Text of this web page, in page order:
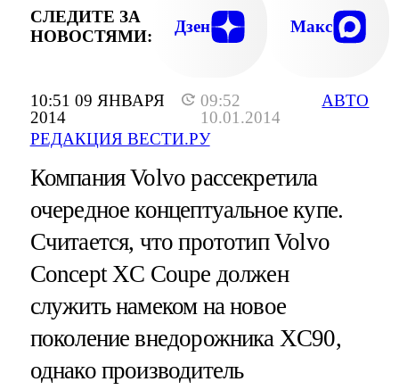
10:51 09 ЯНВАРЯ
2014
09:52
10.01.2014
РЕДАКЦИЯ ВЕСТИ.РУ
АВТО
СЛЕДИТЕ ЗА
НОВОСТЯМИ:
Дзен Макс
Компания Volvo рассекретила
очередное концептуальное купе.
Cчитается, что прототип Volvo
Concept XC Coupe должен
служить намеком на новое
поколение внедорожника XC90,
однако производитель